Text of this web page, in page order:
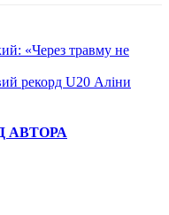
«Через травму не
рекорд U20 Аліни
АВТОРА